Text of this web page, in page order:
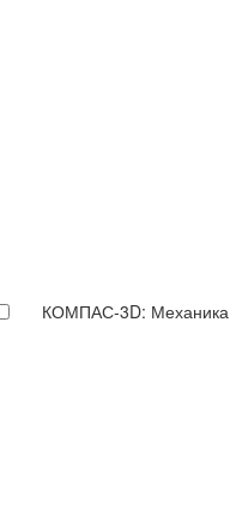
КОМПАС-3D: Механика